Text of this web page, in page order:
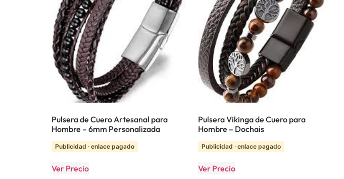
Pulsera de Cuero Artesanal para
Hombre – 6mm Personalizada
Publicidad · enlace pagado
Ver Precio
Pulsera Vikinga de Cuero para
Hombre – Dochais
Publicidad · enlace pagado
Ver Precio